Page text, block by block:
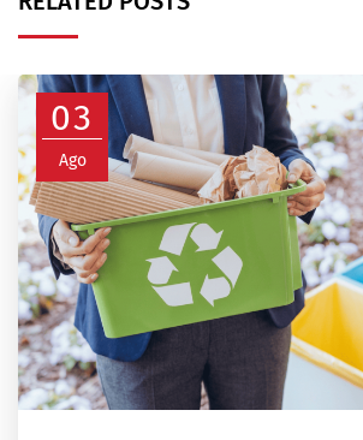
03
Ago